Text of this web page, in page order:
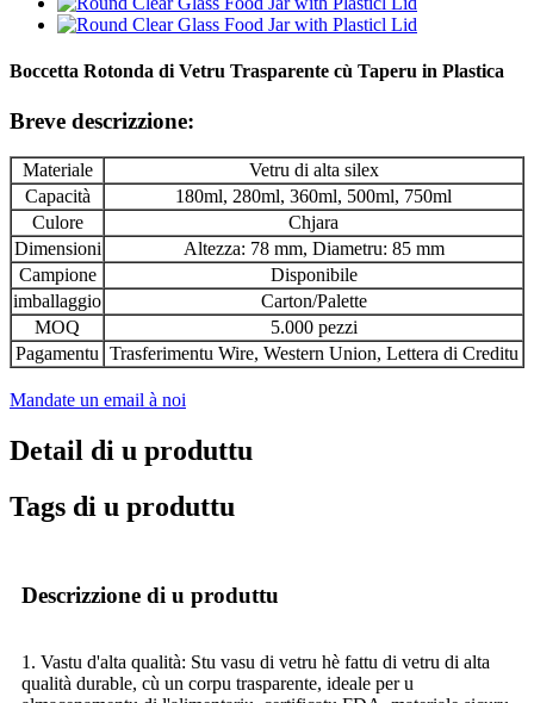
Boccetta Rotonda di Vetru Trasparente cù Taperu in Plastica
Breve descrizzione:
Materiale
Vetru di alta silex
Capacità
180ml, 280ml, 360ml, 500ml, 750ml
Culore
Chjara
Dimensioni
Altezza: 78 mm, Diametru: 85 mm
Campione
Disponibile
imballaggio
Carton/Palette
MOQ
5.000 pezzi
Pagamentu Trasferimentu Wire, Western Union, Lettera di Creditu
Mandate un email à noi
Detail di u produttu
Tags di u produttu
Descrizzione di u produttu
1. Vastu d'alta qualità: Stu vasu di vetru hè fattu di vetru di alta
qualità durable, cù un corpu trasparente, ideale per u